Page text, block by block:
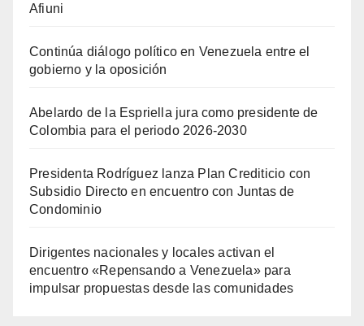
Afiuni
Continúa diálogo político en Venezuela entre el
gobierno y la oposición
Abelardo de la Espriella jura como presidente de
Colombia para el periodo 2026-2030
Presidenta Rodríguez lanza Plan Crediticio con
Subsidio Directo en encuentro con Juntas de
Condominio
Dirigentes nacionales y locales activan el
encuentro «Repensando a Venezuela» para
impulsar propuestas desde las comunidades